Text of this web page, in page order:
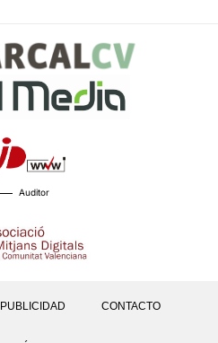
Auditor
PUBLICIDAD CONTACTO